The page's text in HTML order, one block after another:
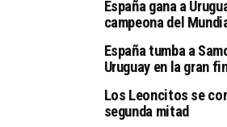
España gana a
campeona del
España tumba a
Uruguay en la gran
Los Leoncitos se
segunda mitad